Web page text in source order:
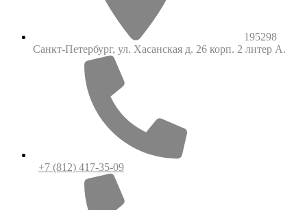
195298
Санкт-Петербург, ул. Хасанская д. 26 корп. 2 литер А.
+7 (812) 417-35-09